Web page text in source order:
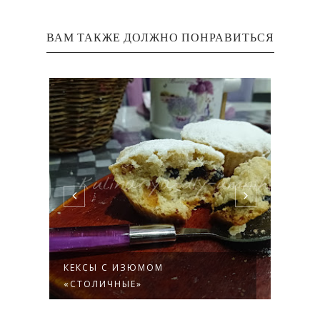
ВАМ ТАКЖЕ ДОЛЖНО ПОНРАВИТЬСЯ
КЕКСЫ С ИЗЮМОМ
«СТОЛИЧНЫЕ»